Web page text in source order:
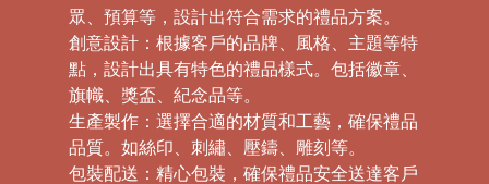
眾、預算等，設計出符合需求的禮品方案。
創意設計：根據客戶的品牌、風格、主題等特
點，設計出具有特色的禮品樣式。包括徽章、
旗幟、獎盃、紀念品等。
生產製作：選擇合適的材質和工藝，確保禮品
品質。如絲印、刺繡、壓鑄、雕刻等。
包裝配送：精心包裝，確保禮品安全送達客戶